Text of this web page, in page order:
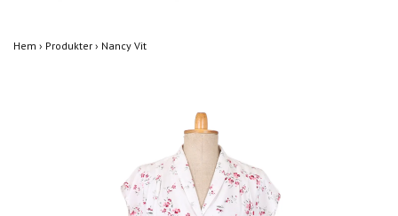
Hem › Produkter › Nancy Vit